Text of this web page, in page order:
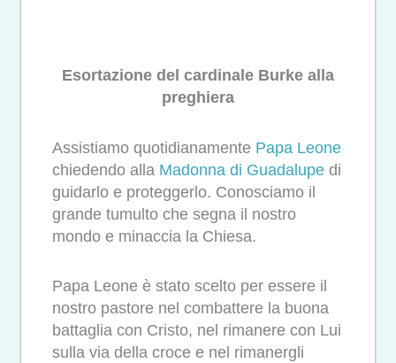
Esortazione del cardinale Burke alla
preghiera
Assistiamo quotidianamente Papa Leone
chiedendo alla Madonna di Guadalupe di
guidarlo e proteggerlo. Conosciamo il
grande tumulto che segna il nostro
mondo e minaccia la Chiesa.
Papa Leone è stato scelto per essere il
nostro pastore nel combattere la buona
battaglia con Cristo, nel rimanere con Lui
sulla via della croce e nel rimanergli